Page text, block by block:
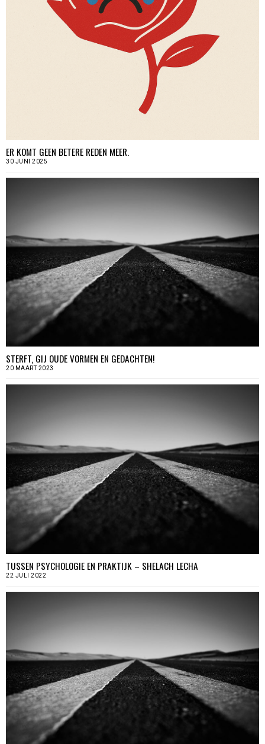
ER KOMT GEEN BETERE REDEN MEER.
30 JUNI 2025
STERFT, GIJ OUDE VORMEN EN GEDACHTEN!
20 MAART 2023
TUSSEN PSYCHOLOGIE EN PRAKTIJK – SHELACH LECHA
22 JULI 2022